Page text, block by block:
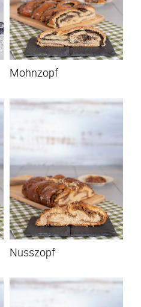
Mohnzopf
Nusszopf